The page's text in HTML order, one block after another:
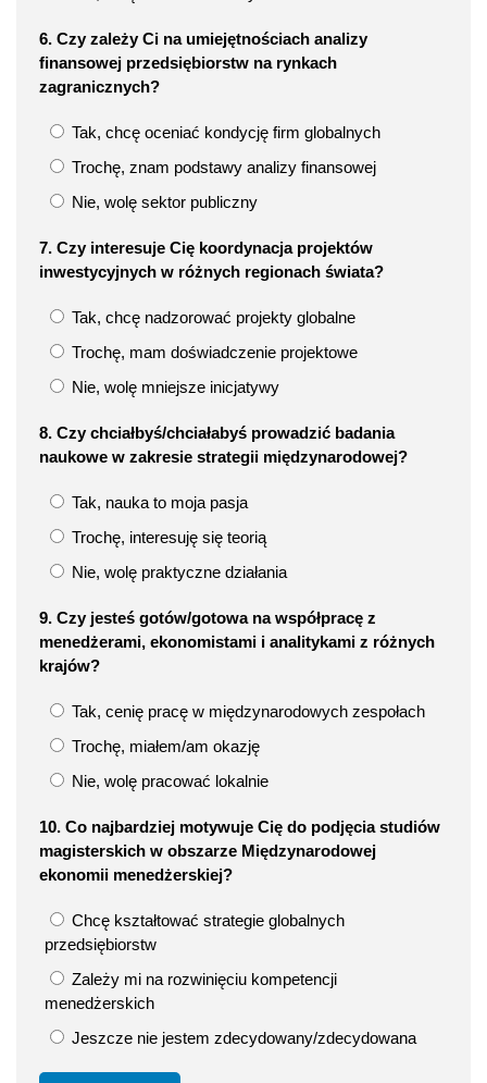
6. Czy zależy Ci na umiejętnościach analizy
finansowej przedsiębiorstw na rynkach
zagranicznych?
Tak, chcę oceniać kondycję firm globalnych
Trochę, znam podstawy analizy finansowej
Nie, wolę sektor publiczny
7. Czy interesuje Cię koordynacja projektów
inwestycyjnych w różnych regionach świata?
Tak, chcę nadzorować projekty globalne
Trochę, mam doświadczenie projektowe
Nie, wolę mniejsze inicjatywy
8. Czy chciałbyś/chciałabyś prowadzić badania
naukowe w zakresie strategii międzynarodowej?
Tak, nauka to moja pasja
Trochę, interesuję się teorią
Nie, wolę praktyczne działania
9. Czy jesteś gotów/gotowa na współpracę z
menedżerami, ekonomistami i analitykami z różnych
krajów?
Tak, cenię pracę w międzynarodowych zespołach
Trochę, miałem/am okazję
Nie, wolę pracować lokalnie
10. Co najbardziej motywuje Cię do podjęcia studiów
magisterskich w obszarze Międzynarodowej
ekonomii menedżerskiej?
Chcę kształtować strategie globalnych
przedsiębiorstw
Zależy mi na rozwinięciu kompetencji
menedżerskich
Jeszcze nie jestem zdecydowany/zdecydowana